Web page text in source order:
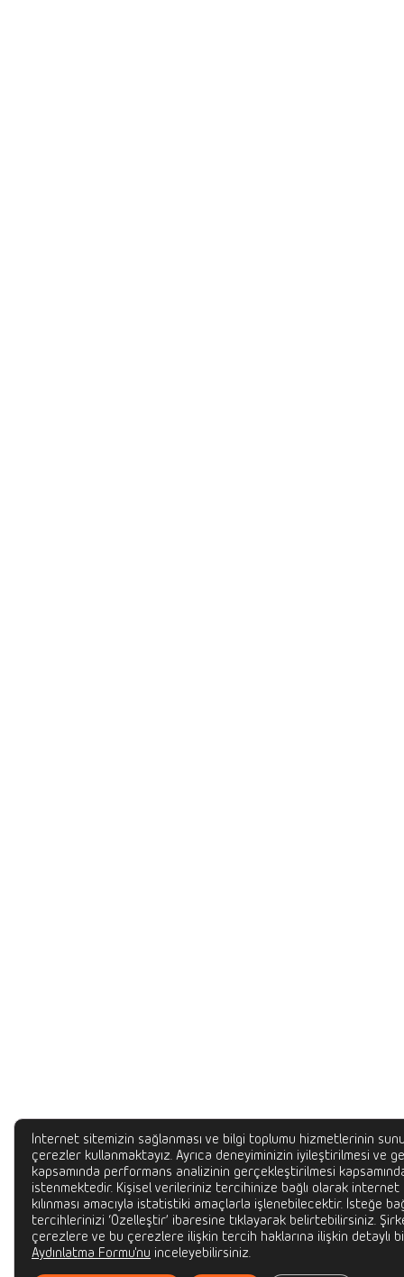
İnternet sitemizin sağlanması ve bilgi toplumu hizmetlerinin
çerezler kullanmaktayız. Ayrıca deneyiminizin iyileştirilmesi ve
kapsamında performans analizinin gerçekleştirilmesi
istenmektedir. Kişisel verileriniz tercihinize bağlı olarak internet
kılınması amacıyla istatistiki amaçlarla işlenebilecektir. İsteğe
tercihlerinizi ‘Özelleştir’ ibaresine tıklayarak belirtebilirsiniz.
çerezlere ve bu çerezlere ilişkin tercih haklarına ilişkin detaylı
Aydınlatma Formu'nu inceleyebilirsiniz.